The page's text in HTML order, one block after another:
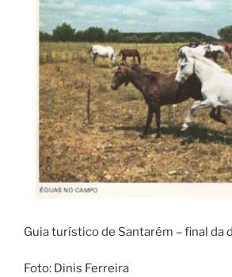
Guia turístico de Santarém – final da
Foto: Dinis Ferreira